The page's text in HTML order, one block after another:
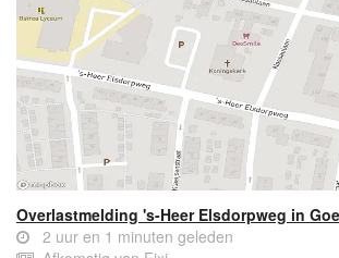
Overlastmelding 's-Heer Elsdorpweg in
2 uur en 1 minuten geleden